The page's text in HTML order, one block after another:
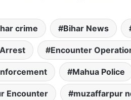
crime Bihar News
Encounter
Mahua Police
Encounter muzaffarpur